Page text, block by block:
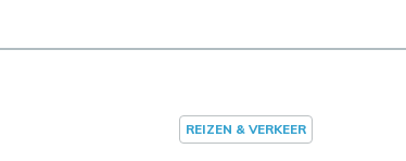
REIZEN & VERKEER